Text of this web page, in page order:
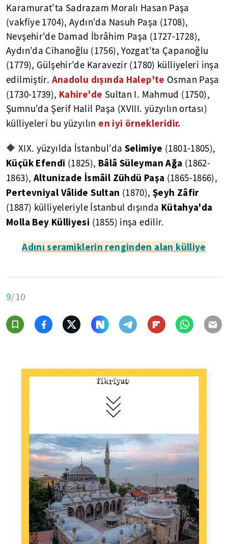
Karamurat'ta Sadrazam Moralı Hasan Paşa
(vakfiye 1704), Aydın'da Nasuh Paşa (1708),
Nevşehir'de Damad İbrâhim Paşa (1727-1728),
Aydın'da Cihanoğlu (1756), Yozgat'ta Çapanoğlu
(1779), Gülşehir'de Karavezir (1780) külliyeleri inşa
edilmiştir. Anadolu dışında Halep'te Osman Paşa
(1730-1739), Kahire'de Sultan I. Mahmud (1750),
Şumnu'da Şerif Halil Paşa (XVIII. yüzyılın ortası)
külliyeleri bu yüzyılın en iyi örnekleridir.
🔶 XIX. yüzyılda İstanbul'da Selimiye (1801-1805),
Küçük Efendi (1825), Bâlâ Süleyman Ağa (1862-
1863), Altunizade İsmâil Zühdü Paşa (1865-1866),
Pertevniyal Vâlide Sultan (1870), Şeyh Zâfir
(1887) külliyeleriyle İstanbul dışında Kütahya'da
Molla Bey Külliyesi (1855) inşa edilir.
Adını seramiklerin renginden alan külliye
9/10